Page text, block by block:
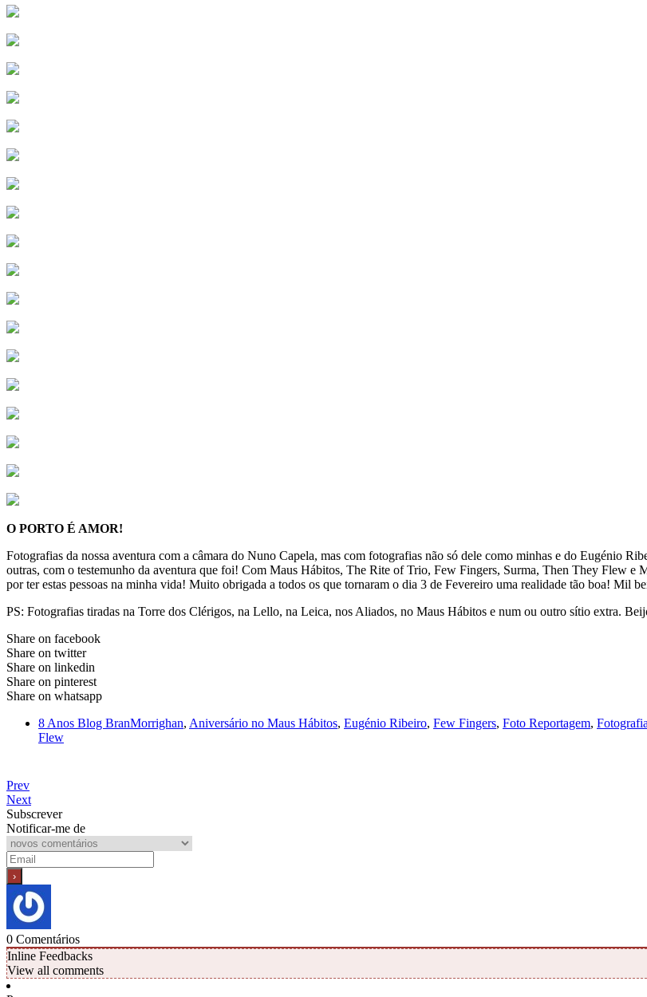
O PORTO É AMOR!
Fotografias da nossa aventura com a câmara do Nuno Capela, mas com fotografias não só dele como minhas e do Eugénio
outras, com o testemunho da aventura que foi! Com Maus Hábitos, The Rite of Trio, Few Fingers, Surma, Then They Flew e
por ter estas pessoas na minha vida! Muito obrigada a todos os que tornaram o dia 3 de Fevereiro uma realidade tão boa! Mil
PS: Fotografias tiradas na Torre dos Clérigos, na Lello, na Leica, nos Aliados, no Maus Hábitos e num ou outro sítio extra.
Share on facebook
Share on twitter
Share on linkedin
Share on pinterest
Share on whatsapp
8 Anos Blog BranMorrighan, Aniversário no Maus Hábitos, Eugénio Ribeiro, Few Fingers, Foto Reportagem, Fotografia
Flew
Prev
Next
Subscrever
Notificar-me de
0 Comentários
Inline Feedbacks
View all comments